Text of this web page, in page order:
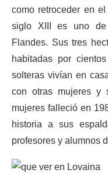
como retroceder en
siglo XIII es uno de
Flandes. Sus tres
habitadas por
solteras vivían en
con otras mujeres y
mujeres falleció en
historia a sus
profesores y alumnos